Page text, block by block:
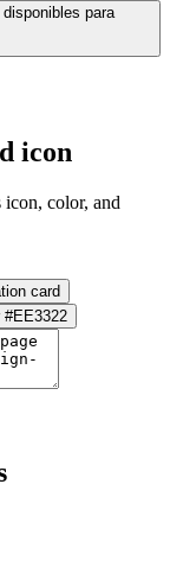
para
icon
icon, color, and
card
#EE3322